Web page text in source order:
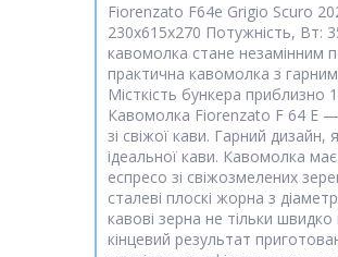
Fiorenzato F64e Grigio Scuro
230x615x270 Потужність, Вт:
кавомолка стане незамінним
практична кавомолка з
Місткість бункера
Кавомолка Fiorenzato F 64 E —
зі свіжої кави. Гарний
ідеальної кави. Кавомолка
еспресо зі свіжозмелених
сталеві плоскі жорна з
кавові зерна не тільки
кінцевий результат